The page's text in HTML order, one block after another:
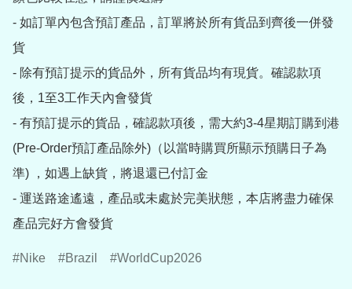
- 如訂單內包含預訂產品，訂單將於所有貨品到齊後一併發
貨
- 除有預訂提示的貨品外，所有貨品均有現貨。確認款項
後，1至3工作天內會發貨
- 有預訂提示的貨品，確認款項後，需大約3-4星期訂購到港
(Pre-Order預訂產品除外)（以當時購買所顯示預購日子為
準) ，如遇上缺貨，將退還已付訂金
- 運送路途遙遠，產品或未處於完美狀態，本店將盡力確保
產品完好方會發貨
Nike Brazil WorldCup2026